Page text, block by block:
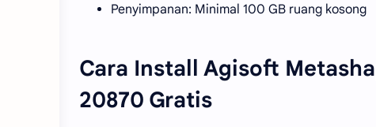
Penyimpanan: Minimal 100 GB ruang kosong
Cara Install Agisoft
20870 Gratis